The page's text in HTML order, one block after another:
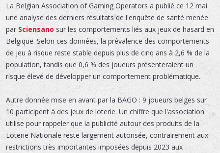
La Belgian Association of Gaming Operators a publié ce 12 mai
une analyse des derniers résultats de l'enquête de santé menée
par Sciensano sur les comportements liés aux jeux de hasard en
Belgique. Selon ces données, la prévalence des comportements
de jeu à risque reste stable depuis plus de cinq ans à 2,6 % de la
population, tandis que 0,6 % des joueurs présenteraient un
risque élevé de développer un comportement problématique.
Autre donnée mise en avant par la BAGO : 9 joueurs belges sur
10 participent à des jeux de loterie. Un chiffre que l'association
utilise pour rappeler que la publicité autour des produits de la
Loterie Nationale reste largement autorisée, contrairement aux
restrictions très importantes imposées depuis 2023 aux